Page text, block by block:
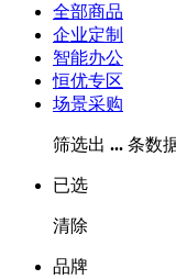
全部商品
企业定制
智能办公
恒优专区
场景采购
筛选出 ... 条数
已选
清除
品牌